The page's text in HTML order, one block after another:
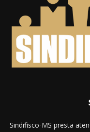
Sindifisco-MS presta